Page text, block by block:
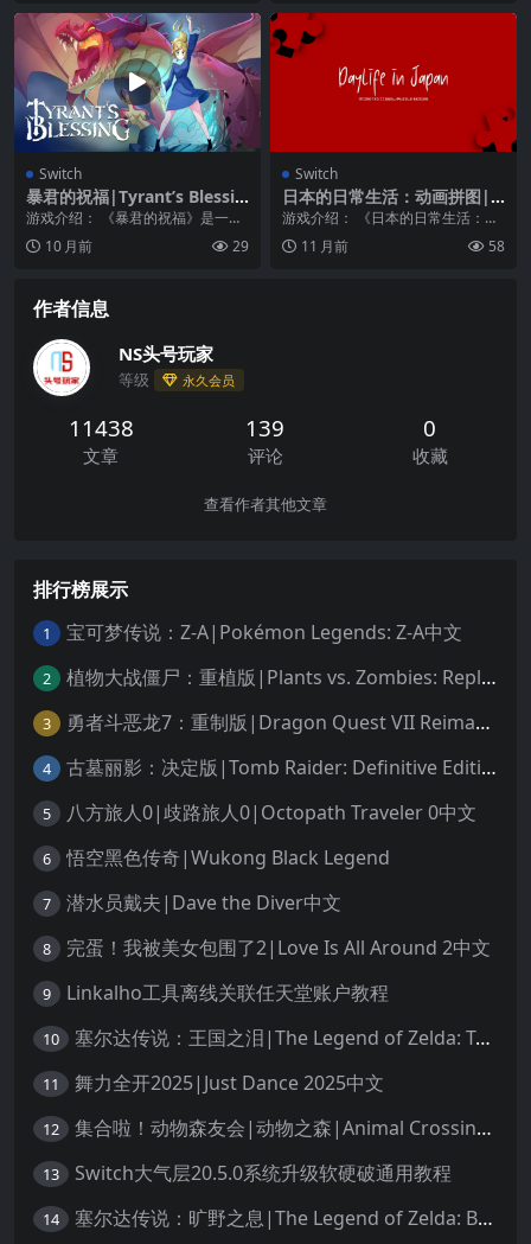
Switch
暴君的祝福|Tyrant’s Blessin
g中文
游戏介绍： 《暴君的祝福》是一款
战术回合制游戏，你的规划、适应
和战略能力比最大化...
10 月前 29
Switch
日本的日常生活：动画拼图|D
aylife in Japan: Animated Ji
游戏介绍： 《日本的日常生活：动
画拼图》日本的Daylife是一款用动
画像素艺术...
11 月前 58
作者信息
NS头号玩家
等级 永久会员
11438
文章
139
评论
0
收藏
查看作者其他文章
排行榜展示
1 宝可梦传说：Z-A|Pokémon Legends: Z-A中文
2 植物大战僵尸：重植版|Plants vs. Zombies: Replanted中文
3 勇者斗恶龙7：重制版|Dragon Quest VII Reimagined中文
4 古墓丽影：决定版|Tomb Raider: Definitive Edition中文
5 八方旅人0|歧路旅人0|Octopath Traveler 0中文
6 悟空黑色传奇|Wukong Black Legend
7 潜水员戴夫|Dave the Diver中文
8 完蛋！我被美女包围了2|Love Is All Around 2中文
9 Linkalho工具离线关联任天堂账户教程
10 塞尔达传说：王国之泪|The Legend of Zelda: Tears of the Kingdom中文
11 舞力全开2025|Just Dance 2025中文
12 集合啦！动物森友会|动物之森|Animal Crossing: New Horizons中文
13 Switch大气层20.5.0系统升级软硬破通用教程
14 塞尔达传说：旷野之息|The Legend of Zelda: Breath of the Wild中文